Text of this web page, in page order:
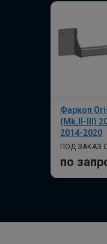
Фаркоп
(Mk.II-III)
2014-2020
ПОД ЗАКАЗ
по